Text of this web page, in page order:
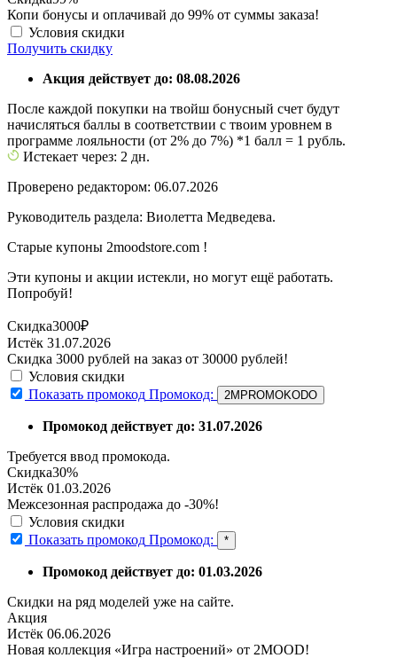
Копи бонусы и оплачивай до 99% от суммы заказа!
Условия скидки
Получить скидку
Акция действует до: 08.08.2026
После каждой покупки на твойш бонусный счет будут
начисляться баллы в соответствии с твоим уровнем в
программе лояльности (от 2% до 7%) *1 балл = 1 рубль.
Истекает через: 2 дн.
Проверено редактором: 06.07.2026
Руководитель раздела: Виолетта Медведева.
Старые купоны 2moodstore.com !
Эти купоны и акции истекли, но могут ещё работать.
Попробуй!
Скидка3000₽
Истёк 31.07.2026
Скидка 3000 рублей на заказ от 30000 рублей!
Условия скидки
Показать промокод Промокод: 2MPROMOKODО
Промокод действует до: 31.07.2026
Требуется ввод промокода.
Скидка30%
Истёк 01.03.2026
Межсезонная распродажа до -30%!
Условия скидки
Показать промокод Промокод: *
Промокод действует до: 01.03.2026
Скидки на ряд моделей уже на сайте.
Акция
Истёк 06.06.2026
Новая коллекция «Игра настроений» от 2MOOD!